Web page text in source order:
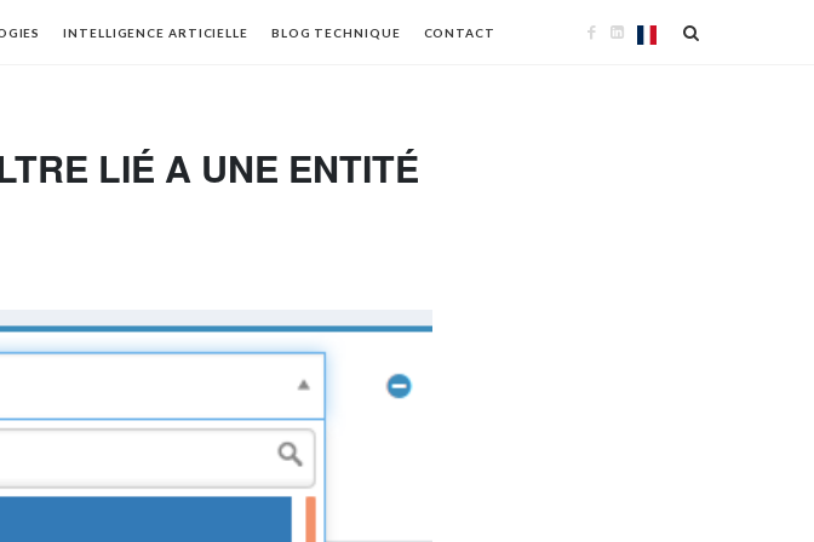
INTELLIGENCE ARTICIELLE BLOG TECHNIQUE CONTACT
LIÉ A UNE ENTITÉ